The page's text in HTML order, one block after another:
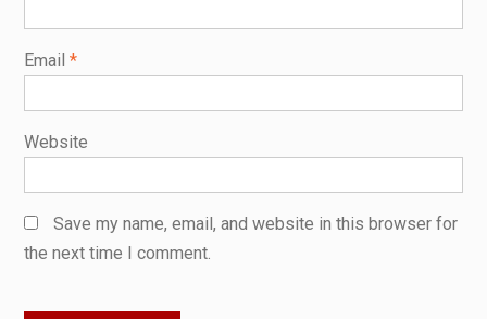
Email *
Website
Save my name, email, and website in this browser for
the next time I comment.